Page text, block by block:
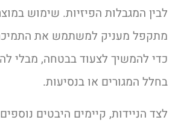
לבין המגבלות הפיזיות. שימוש
מתקפל מעניק למשתמש את
כדי להמשיך לצעוד בבטחה, מבלי
בחלל המגורים או בנסיעות.
לצד הניידות, קיימים היבטים